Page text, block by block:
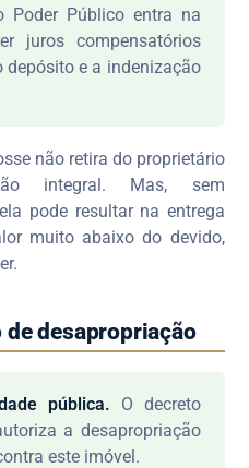
Público entra na
juros compensatórios
depósito e a indenização
não retira do proprietário
integral. Mas, sem
pode resultar na entrega
muito abaixo do devido,
desapropriação
pública. O decreto
a desapropriação
este imóvel.